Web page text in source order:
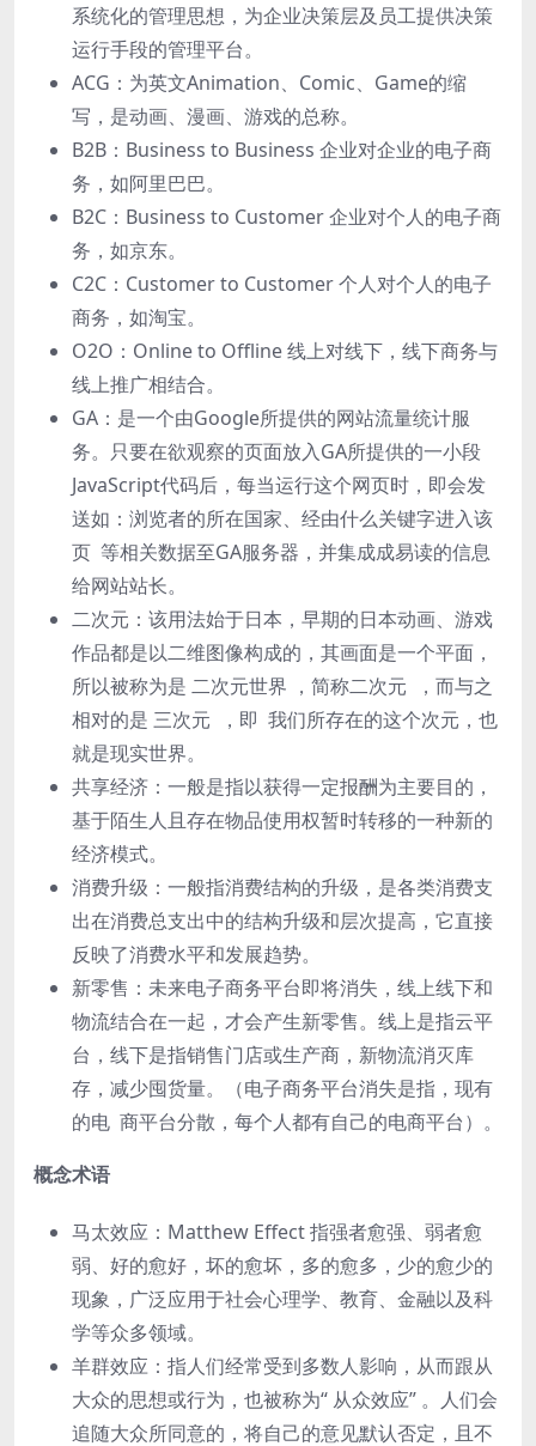
系统化的管理思想，为企业决策层及员⼯提供决策
运⾏⼿段的管理平台。
ACG：为英⽂Animation、Comic、Game的缩
写，是动画、漫画、游戏的总称。
B2B：Business to Business 企业对企业的电⼦商
务，如阿⾥巴巴。
B2C：Business to Customer 企业对个⼈的电⼦商
务，如京东。
C2C：Customer to Customer 个⼈对个⼈的电⼦
商务，如淘宝。
O2O：Online to Offline 线上对线下，线下商务与
线上推⼴相结合。
GA：是⼀个由Google所提供的⽹站流量统计服
务。只要在欲观察的⻚⾯放⼊GA所提供的⼀⼩段
JavaScript代码后，每当运⾏这个⽹⻚时，即会发
送如：浏览者的所在国家、经由什么关键字进⼊该
⻚ 等相关数据⾄GA服务器，并集成成易读的信息
给⽹站站⻓。
⼆次元：该⽤法始于⽇本，早期的⽇本动画、游戏
作品都是以⼆维图像构成的，其画⾯是⼀个平⾯，
所以被称为是 ⼆次元世界 ，简称⼆次元 ，⽽与之
相对的是 三次元 ，即 我们所存在的这个次元，也
就是现实世界。
共享经济：⼀般是指以获得⼀定报酬为主要⽬的，
基于陌⽣⼈且存在物品使⽤权暂时转移的⼀种新的
经济模式。
消费升级：⼀般指消费结构的升级，是各类消费⽀
出在消费总⽀出中的结构升级和层次提⾼，它直接
反映了消费⽔平和发展趋势。
新零售：未来电⼦商务平台即将消失，线上线下和
物流结合在⼀起，才会产⽣新零售。线上是指云平
台，线下是指销售⻔店或⽣产商，新物流消灭库
存，减少囤货量。（电⼦商务平台消失是指，现有
的电 商平台分散，每个⼈都有⾃⼰的电商平台）。
概念术语
⻢太效应：Matthew Effect 指强者愈强、弱者愈
弱、好的愈好，坏的愈坏，多的愈多，少的愈少的
现象，⼴泛应⽤于社会⼼理学、教育、⾦融以及科
学等众多领域。
⽺群效应：指⼈们经常受到多数⼈影响，从⽽跟从
⼤众的思想或⾏为，也被称为“ 从众效应” 。⼈们会
追随⼤众所同意的，将⾃⼰的意⻅默认否定，且不